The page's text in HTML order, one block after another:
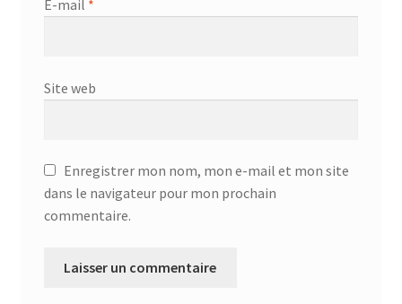
E-mail *
Site web
Enregistrer mon nom, mon e-mail et mon site
dans le navigateur pour mon prochain
commentaire.